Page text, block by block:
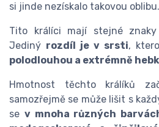
si jinde nezískalo takovou oblibu.
Tito králíci mají stejné
Jediný rozdíl je v srsti,
polodlouhou a extrémně
Hmotnost těchto králíků
samozřejmě se může lišit s
se v mnoha různých